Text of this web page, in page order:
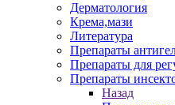
Дерматология
Крема,мази
Литература
Препараты
Препараты для
Препараты
Назад